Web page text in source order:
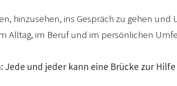
hinzusehen, ins Gespräch zu gehen
Alltag, im Beruf und im persönlichen
Jede und jeder kann eine Brücke zur